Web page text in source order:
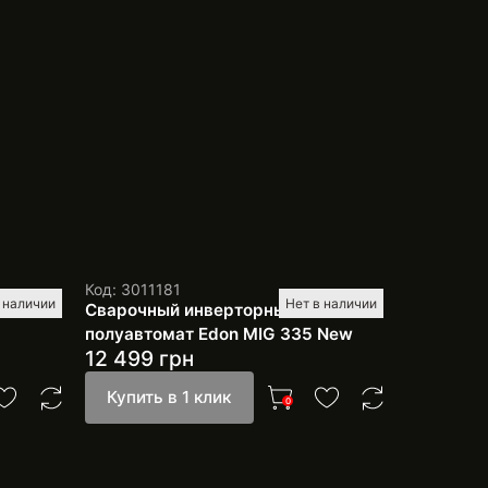
Нет в наличии
Код: 3011181
Сварочный инверторный
полуавтомат Edon MIG 335 New
12 499 грн
Купить в 1 клик 0